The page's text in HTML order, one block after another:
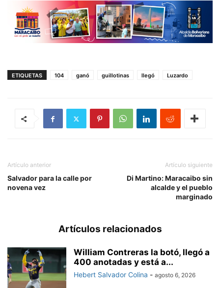
ETIQUETAS 104 ganó guillotinas llegó Luzardo
Artículo anterior
Salvador para la calle por
novena vez
Artículo siguiente
Di Martino: Maracaibo sin
alcalde y el pueblo
marginado
Artículos relacionados
William Contreras la botó, llegó a
400 anotadas y está a...
Hebert Salvador Colina - agosto 6, 2026